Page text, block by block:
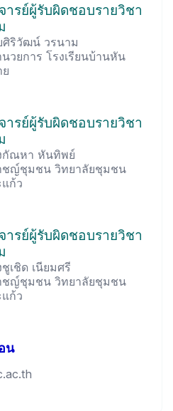
ารย์ผู้รับผิดชอบรายวิชา
ศิริวัฒน์ วรนาม
นวยการ โรงเรียนบ้านหัน
ารย์ผู้รับผิดชอบรายวิชา
กัณหา หันทิพย์
ชญ์ชุมชน วิทยาลัยชุมชน
ก้ว
ารย์ผู้รับผิดชอบรายวิชา
เชิด เนียมศรี
ชญ์ชุมชน วิทยาลัยชุมชน
ก้ว
น